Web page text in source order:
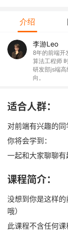
介绍
李游Leo
8年的前端开
算法工程师
研发部js端
向。
适合人群：
对前端有兴趣的
你将会学到：
一起和大家聊聊
课程简介：
没想到你是这样
哦）
此课程不含任何